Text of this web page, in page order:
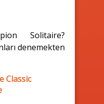
Solitaire?
denemekten
Classic